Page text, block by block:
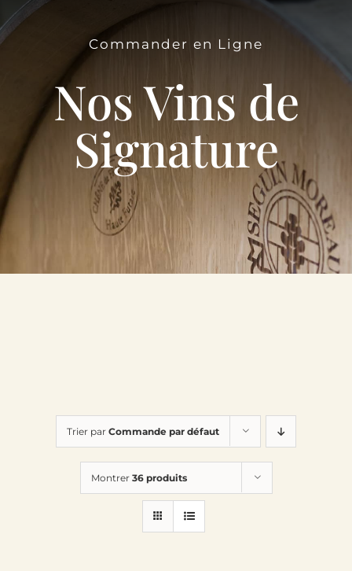
Le Domaine
Œnotourisme
Acheter en ligne
Actualités
Contactez-nous
Commander en Ligne
Nos Vins de
Signature
Trier par Commande par défaut
Montrer 36 produits